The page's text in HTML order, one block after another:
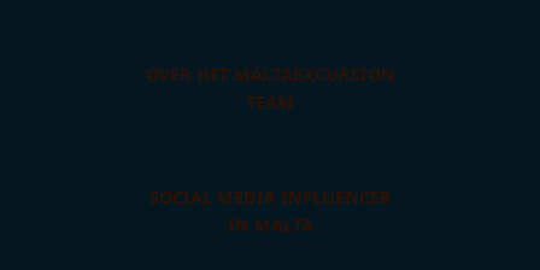
OVER HET MALTAEXCURSION
TEAM
SOCIAL MEDIA INFLUENCER
IN MALTA